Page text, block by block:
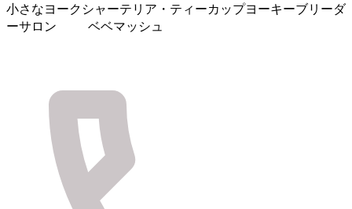
小さなヨークシャーテリア・ティーカップヨーキーブリーダ
ーサロン ベベマッシュ